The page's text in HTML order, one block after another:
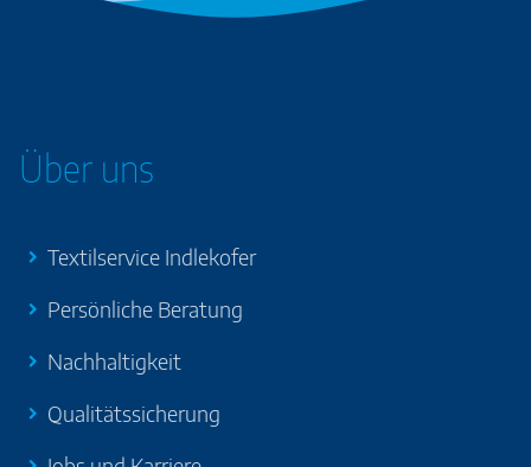
Über uns
Textilservice Indlekofer
Persönliche Beratung
Nachhaltigkeit
Qualitätssicherung